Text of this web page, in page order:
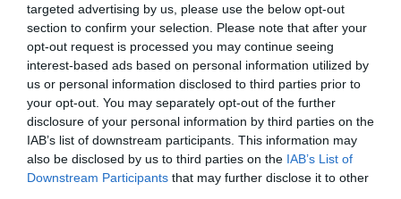
targeted advertising by us, please use the below opt-out
section to confirm your selection. Please note that after your
opt-out request is processed you may continue seeing
interest-based ads based on personal information utilized by
us or personal information disclosed to third parties prior to
your opt-out. You may separately opt-out of the further
disclosure of your personal information by third parties on the
IAB’s list of downstream participants. This information may
also be disclosed by us to third parties on the IAB’s List of
Downstream Participants that may further disclose it to other
– állítja Pilø és csapata új tanulmányában.
Ráadásul a fagyott múmiával együtt talált leletről
eredetileg azt gondolták, hogy a tulajdonos halálát
megelőző konfliktus során sérült meg, most
azonban arra a következtetésre jutottak, hogy a
sérülés összhangban van azzal, ami az anyagok
lerakása után történhetett, különösen, ha a